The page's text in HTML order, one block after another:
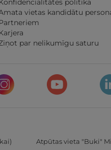
politika
vietas kandidātu
par nelikumīgu saturu